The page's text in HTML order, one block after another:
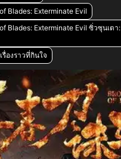
Blades: Exterminate Evil
Blades: Exterminate Evil ซิ่วซุนเตา
เรื่องราวที่กินใจ